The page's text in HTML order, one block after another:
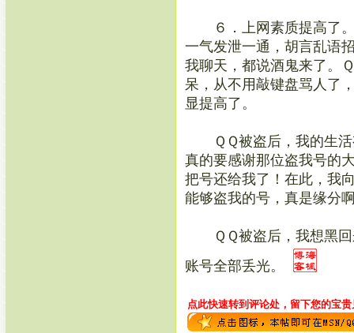
６．上网素质提高了。
一气发泄一通，胡言乱语
我聊天，都说酒鬼来了。
呆，从不用敲键盘骂人了
显提高了。
ＱＱ被盗后，我的生活
真的要感谢那位盗我号的
把号还给我了！在此，我
能够盗我的号，真是缘分
ＱＱ被盗后，我想黑回
账号全部丢光。
点此快速转到评论处，留下您的宝